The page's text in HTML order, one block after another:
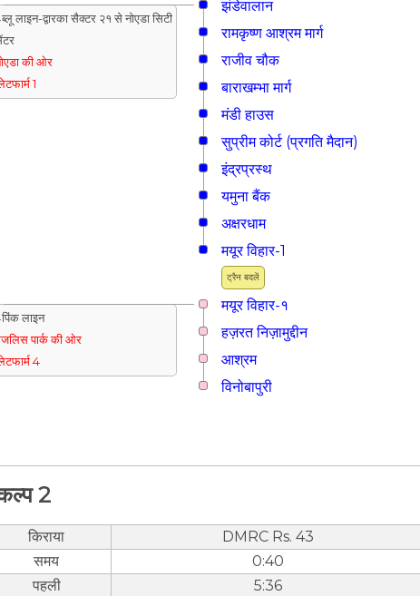
झंडेवालान
लाइन-द्वारका सैक्टर २१ से नोएडा सिटी
की ओर
1
रामकृष्ण आश्रम मार्ग
राजीव चौक
बाराखम्भा मार्ग
मंडी हाउस
सुप्रीम कोर्ट (प्रगति मैदान)
इंद्रप्रस्थ
यमुना बैंक
अक्षरधाम
ट्रैन बदलें
मयूर विहार-1
मयूर विहार-१
लाइन
पार्क की ओर
4
हज़रत निज़ामुद्दीन
आश्रम
विनोबापुरी
2
किराया
DMRC Rs. 43
समय
0:40
पहली
5:36